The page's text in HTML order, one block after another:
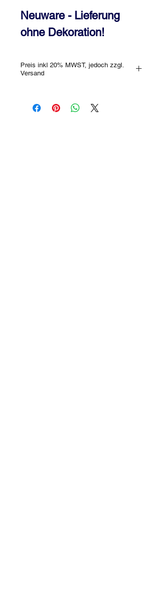
Neuware - Lieferung
ohne Dekoration!
Preis inkl 20% MWST, jedoch zzgl.
Versand